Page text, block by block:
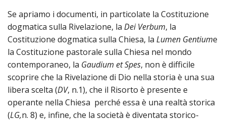
Se apriamo i documenti, in particolate la Costituzione
dogmatica sulla Rivelazione, la Dei Verbum, la
Costituzione dogmatica sulla Chiesa, la Lumen Gentiume
la Costituzione pastorale sulla Chiesa nel mondo
contemporaneo, la Gaudium et Spes, non è difficile
scoprire che la Rivelazione di Dio nella storia è una sua
libera scelta (DV, n.1), che il Risorto è presente e
operante nella Chiesa perché essa è una realtà storica
(LG,n. 8) e, infine, che la società è diventata storico-